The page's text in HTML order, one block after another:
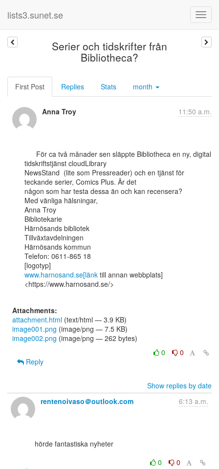
lists3.sunet.se
Serier och tidskrifter från
Bibliotheca?
First Post Replies Stats month
Anna Troy 11:50 a.m.
tidskriftstjänst cloudLibrary
NewsStand  (lite som Pressreader) och en tjänst för
teckande serier, Comics Plus. Är det
någon som har testa dessa än och kan recensera?
Med vänliga hälsningar,
Anna Troy
Bibliotekarie
Härnösands bibliotek
Tillväxtavdelningen
Härnösands kommun
Telefon: 0611-865 18
www.harnosand.se[länk till annan webbplats]
<https://www.harnosand.se/>
Attachments:
attachment.html (text/html — 3.9 KB)
image001.png (image/png — 7.5 KB)
image002.png (image/png — 262 bytes)
0
0
Reply
Show replies by date
rentenoivaso＠outlook.com
6:13 a.m.
0
0